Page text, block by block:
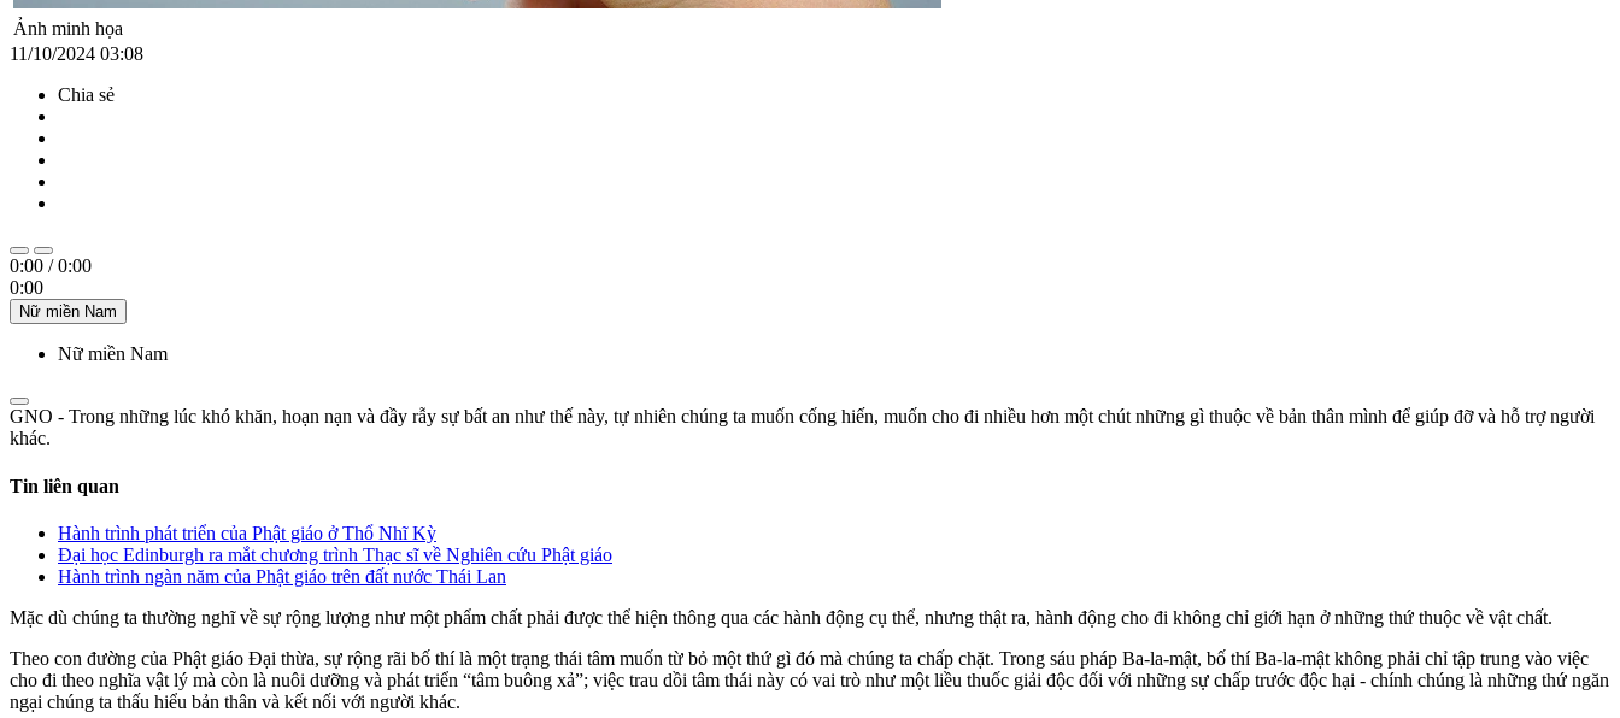
Ảnh minh họa
11/10/2024 03:08
Chia sẻ
0:00 /0:00
0:00
Nữ miền Nam
Nữ miền Nam
GNO - Trong những lúc khó khăn, hoạn nạn và đầy rẫy sự bất an như thế này, tự nhiên chúng ta muốn cống hiến, muốn cho đi nhiều hơn một chút những gì thuộc về bản thân mình để giúp đỡ và hỗ trợ người
khác.
Tin liên quan
Hành trình phát triển của Phật giáo ở Thổ Nhĩ Kỳ
Đại học Edinburgh ra mắt chương trình Thạc sĩ về Nghiên cứu Phật giáo
Hành trình ngàn năm của Phật giáo trên đất nước Thái Lan
Mặc dù chúng ta thường nghĩ về sự rộng lượng như một phẩm chất phải được thể hiện thông qua các hành động cụ thể, nhưng thật ra, hành động cho đi không chỉ giới hạn ở những thứ thuộc về vật chất.
Theo con đường của Phật giáo Đại thừa, sự rộng rãi bố thí là một trạng thái tâm muốn từ bỏ một thứ gì đó mà chúng ta chấp chặt. Trong sáu pháp Ba-la-mật, bố thí Ba-la-mật không phải chỉ tập trung vào việc
cho đi theo nghĩa vật lý mà còn là nuôi dưỡng và phát triển “tâm buông xả”; việc trau dồi tâm thái này có vai trò như một liều thuốc giải độc đối với những sự chấp trước độc hại - chính chúng là những thứ ngăn
ngại chúng ta thấu hiểu bản thân và kết nối với người khác.